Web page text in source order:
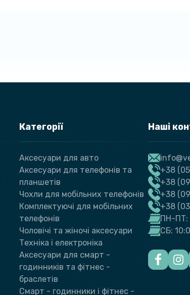
Категорії
Аксесуари для авто
Аксесуари для телефонів та
планшетів
Чохли для мобільних телефонів
Комплектуючі для мобільних
телефонів
Чоловічі та жіночі аксесуари
Техніка і електроніка
Аксесуари для смарт -
годинників та фітнес -
браслетів
Смарт - годинники і фітнес -
Наші
+38
+38
+38
+38
ПН-ПТ:
СБ: